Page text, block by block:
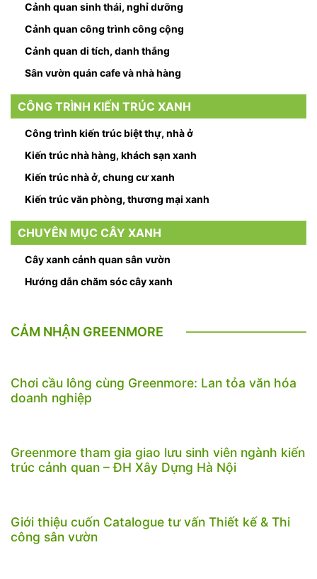
Cảnh quan sinh thái, nghỉ dưỡng
Cảnh quan công trình công cộng
Cảnh quan di tích, danh thắng
Sân vườn quán cafe và nhà hàng
CÔNG TRÌNH KIẾN TRÚC XANH
Công trình kiến trúc biệt thự, nhà ở
Kiến trúc nhà hàng, khách sạn xanh
Kiến trúc nhà ở, chung cư xanh
Kiến trúc văn phòng, thương mại xanh
CHUYÊN MỤC CÂY XANH
Cây xanh cảnh quan sân vườn
Hướng dẫn chăm sóc cây xanh
CẢM NHẬN GREENMORE
Chơi cầu lông cùng Greenmore: Lan tỏa văn hóa
doanh nghiệp
Greenmore tham gia giao lưu sinh viên ngành kiến
trúc cảnh quan – ĐH Xây Dựng Hà Nội
Giới thiệu cuốn Catalogue tư vấn Thiết kế & Thi
công sân vườn